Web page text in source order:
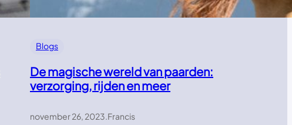
Blogs
De magische wereld van paarden:
verzorging, rijden en meer
november 26, 2023.Francis